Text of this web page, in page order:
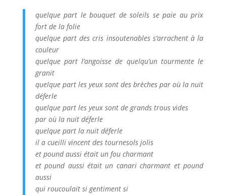
quelque part le bouquet de soleils se paie au prix
fort de la folie
quelque part des cris insoutenables s’arrachent à la
couleur
quelque part l’angoisse de quelqu’un tourmente le
granit
quelque part les yeux sont des brèches par où la nuit
déferle
quelque part les yeux sont de grands trous vides
par où la nuit déferle
quelque part la nuit déferle
il a cueilli vincent des tournesols jolis
et pound aussi était un fou charmant
et pound aussi était un canari charmant et pound
aussi
qui roucoulait si gentiment si